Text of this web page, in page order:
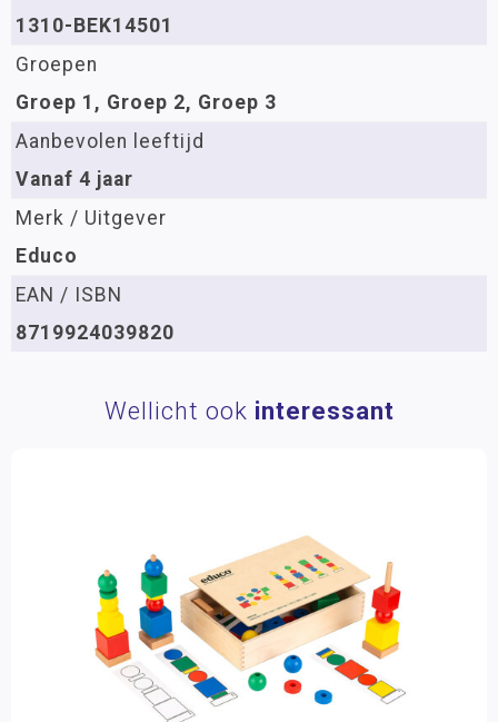
1310-BEK14501
Groepen
Groep 1, Groep 2, Groep 3
Aanbevolen leeftijd
Vanaf 4 jaar
Merk / Uitgever
Educo
EAN / ISBN
8719924039820
Wellicht ook interessant